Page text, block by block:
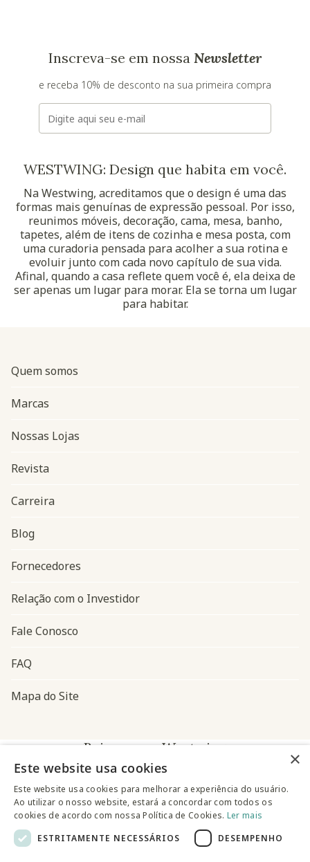
Inscreva-se em nossa Newsletter
e receba 10% de desconto na sua primeira compra
E-mail
WESTWING: Design que habita em você.
Na Westwing, acreditamos que o design é uma das
formas mais genuínas de expressão pessoal. Por isso,
reunimos móveis, decoração, cama, mesa, banho,
tapetes, além de itens de cozinha e mesa posta, com
uma curadoria pensada para acolher a sua rotina e
evoluir junto com cada novo capítulo de sua vida.
Afinal, quando a casa reflete quem você é, ela deixa de
ser apenas um lugar para morar. Ela se torna um lugar
para habitar.
Navegação do rodapé
Quem somos
Marcas
Nossas Lojas
Revista
Carreira
Blog
Fornecedores
Relação com o Investidor
Fale Conosco
FAQ
Mapa do Site
Baixe o app Westwing
×
Este website usa cookies
Este website usa cookies para melhorar a experiência do usuário.
Ao utilizar o nosso website, estará a concordar com todos os
cookies de acordo com nossa Política de Cookies. Ler mais
ESTRITAMENTE NECESSÁRIOS
DESEMPENHO